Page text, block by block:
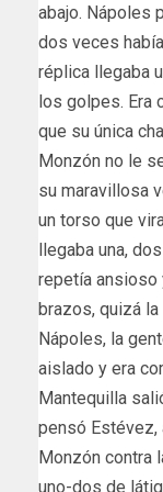
abajo. Nápoles
dos veces
réplica llegaba
los golpes. Era
que su única
Monzón no le
su maravillosa
un torso que
llegaba una,
repetía ansioso
brazos, quizá
Nápoles, la
aislado y era
Mantequilla
pensó Estévez,
Monzón contra
uno-dos de